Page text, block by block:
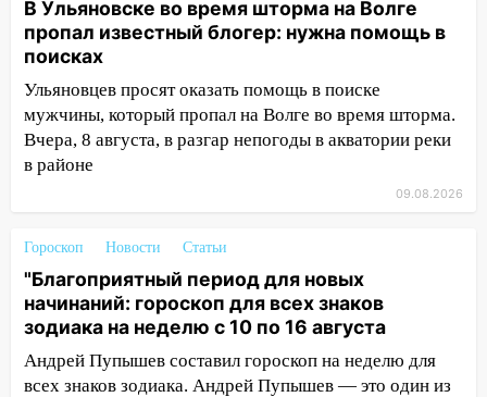
11:55
Соцсети: светофор упал на
машину во время сильного ливня в
Ульяновске
11:00 В Ульяновской области люди в
СНТ сидят без света
10:13
09:18
Из-за ливня заблокировано
движение трамваев в Ульяновске
09:15 Ураган, изнасилование ребенка,
автоподставы и атака беспилотников:
важные итоги прошедшей недели в
Ульяновской области
В Ульяновске во время шторма на Волге
пропал известный блогер: нужна помощь в
поисках
Ульяновцев просят оказать помощь в поиске
мужчины, который пропал на Волге во время шторма.
Вчера, 8 августа, в разгар непогоды в акватории реки
в районе
09.08.2026
Гороскоп Новости Статьи
"Благоприятный период для новых
начинаний: гороскоп для всех знаков
зодиака на неделю с 10 по 16 августа
Андрей Пупышев составил гороскоп на неделю для
всех знаков зодиака. Андрей Пупышев — это один из